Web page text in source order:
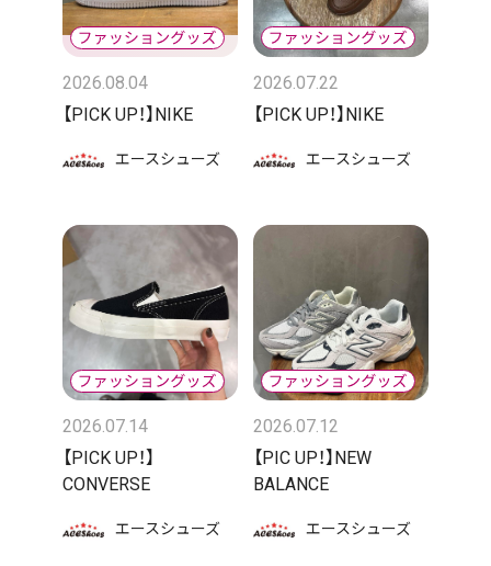
2026.08.04
【PICK UP！】NIKE
エースシューズ
2026.07.22
【PICK UP！】NIKE
エースシューズ
2026.07.14
【PICK UP！】
CONVERSE
エースシューズ
2026.07.12
【PIC UP！】NEW
BALANCE
エースシューズ